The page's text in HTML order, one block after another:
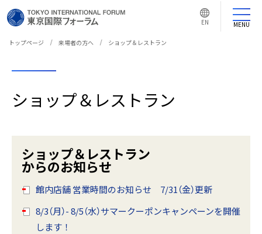
言
語
切
EN MENU
トップページ 来場者の方へ ショップ＆レストラン
ショップ＆レストラン
ショップ＆レストラン
からのお知らせ
館内店舗 営業時間のお知らせ 7/31（金）更新
8/3（月）- 8/5（水）サマークーポンキャンペーンを開催
します！